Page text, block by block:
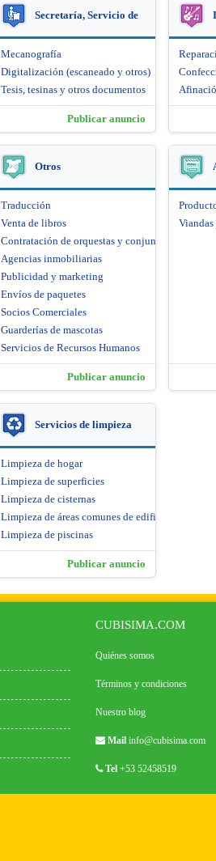
Secretaría, Servicio de
Mecanografía
Digitalización (escaneado y otros)
Tesis, tesinas y otros documentos
Publicar anuncio
Otros
Traducción
Venta de libros
Contratación de orquestas y conjuntos artísticos
Agencias inmobiliarias
Publicidad y marketing
Envíos de paquetes
Socios Comerciales
Guarderías de mascotas
Servicios de Recursos Humanos
Publicar anuncio
Servicios de limpieza
Limpieza de hogar
Limpieza de superficies
Limpieza de cisternas
Limpieza de áreas comunes de edificios
Limpieza de piscinas
Publicar anuncio
CUBISIMA.COM
Quiénes somos
Términos y condiciones
Nuestro blog
Mail info@cubisima.com
Tel +53 52458519